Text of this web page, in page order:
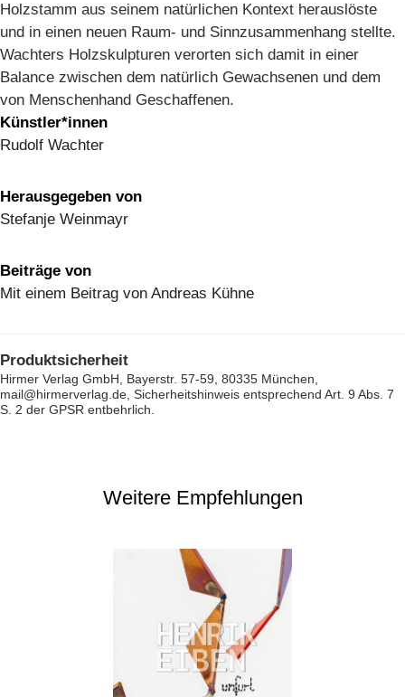
Holzstamm aus seinem natürlichen Kontext herauslöste
und in einen neuen Raum- und Sinnzusammenhang stellte.
Wachters Holzskulpturen verorten sich damit in einer
Balance zwischen dem natürlich Gewachsenen und dem
von Menschenhand Geschaffenen.
Künstler*innen
Rudolf Wachter
Herausgegeben von
Stefanje Weinmayr
Beiträge von
Mit einem Beitrag von Andreas Kühne
Produktsicherheit
Hirmer Verlag GmbH, Bayerstr. 57-59, 80335 München,
mail@hirmerverlag.de, Sicherheitshinweis entsprechend Art. 9 Abs. 7
S. 2 der GPSR entbehrlich.
Weitere Empfehlungen